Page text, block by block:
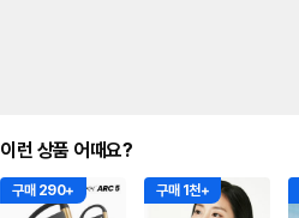
이런 상품 어때요?
구매 290+ 구매 1천+